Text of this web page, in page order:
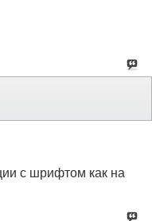
с шрифтом как на